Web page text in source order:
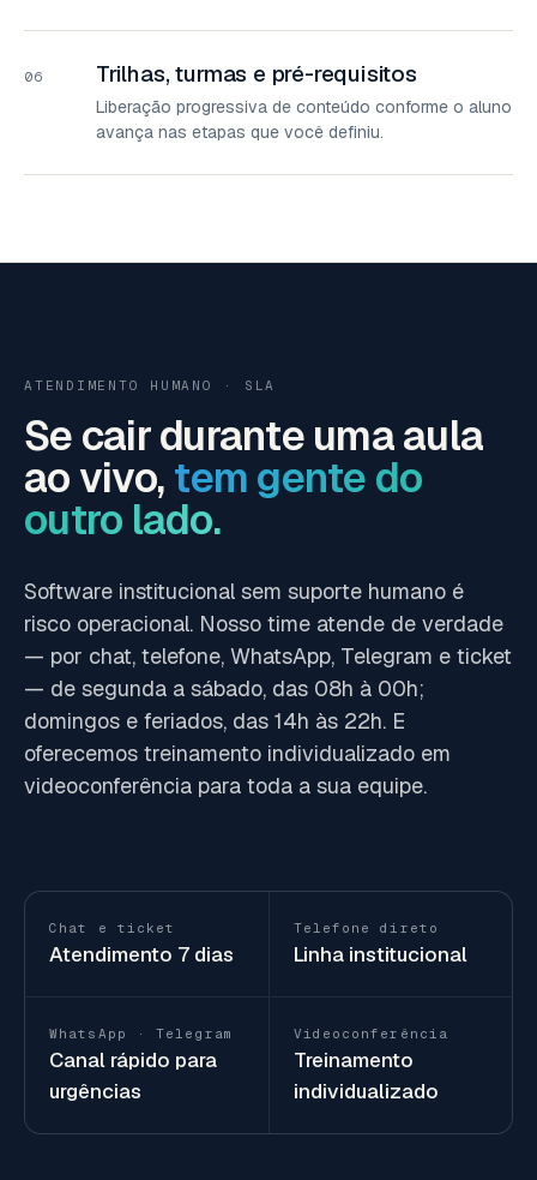
06 Trilhas, turmas e pré-requisitos
Liberação progressiva de conteúdo conforme o aluno
avança nas etapas que você definiu.
ATENDIMENTO HUMANO · SLA
Se cair durante uma aula
ao vivo, tem gente do
outro lado.
Software institucional sem suporte humano é
risco operacional. Nosso time atende de verdade
— por chat, telefone, WhatsApp, Telegram e ticket
— de segunda a sábado, das 08h à 00h;
domingos e feriados, das 14h às 22h. E
oferecemos treinamento individualizado em
videoconferência para toda a sua equipe.
Chat e ticket
Atendimento 7 dias
Telefone direto
Linha institucional
WhatsApp · Telegram
Canal rápido para
urgências
Videoconferência
Treinamento
individualizado